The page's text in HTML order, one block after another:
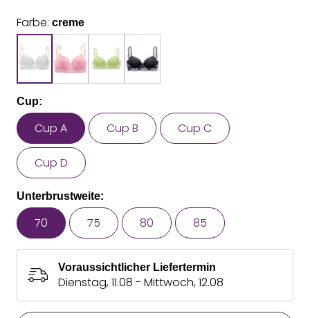
Farbe: creme
Cup:
Cup A Cup B Cup C
Cup D
Unterbrustweite:
70 75 80 85
Voraussichtlicher Liefertermin
Dienstag, 11.08 - Mittwoch, 12.08